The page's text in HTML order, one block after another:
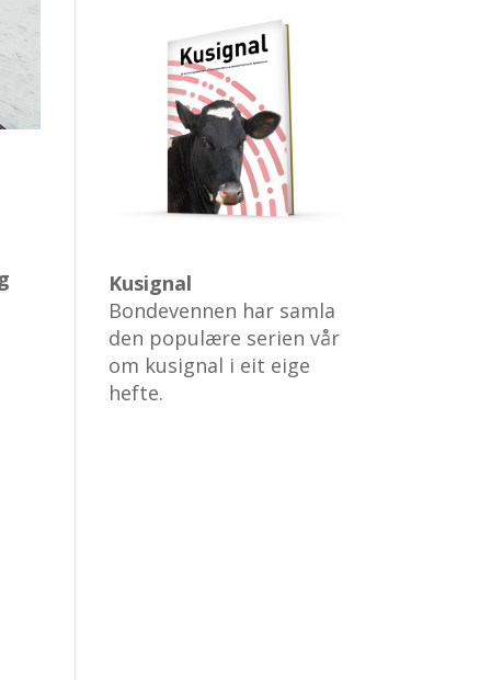
Kusignal
Bondevennen har samla
den populære serien vår
om kusignal i eit eige
hefte.